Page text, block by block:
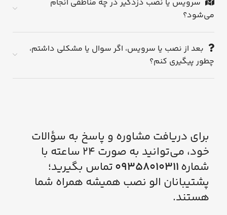
سرویس یا نصب دزدگیر در چه مناطقی انجام
می‌شود؟
بعد از نصب یا سرویس، اگر سوال یا مشکلی داشتم،
چطور پیگیری کنم؟
برای دریافت مشاوره و پاسخ به سؤالات
خود، می‌توانید به صورت ۲۴ ساعته با
شماره۰۹۳۵۸۰۱۰۳۱۱تماس بگیرید؛
پشتیبانان الو نصب همیشه همراه شما
هستند.